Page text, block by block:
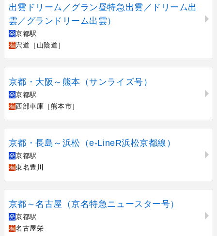
出雲ドリーム／グラン昼特急出雲／ドリーム出
雲／グランドリーム出雲）
発京都駅
着宍道［山陰道］
京都・大阪～熊本（サンライズ号）
発京都駅
着西部車庫［熊本市］
京都・長島～浜松（e-LineR浜松京都線）
発京都駅
着東名豊川
京都～名古屋（京名特急ニュースター号）
発京都駅
着名古屋栄